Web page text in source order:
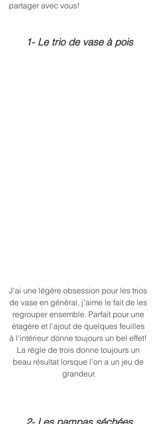
partager avec vous!
1- Le trio de vase à pois
J’ai une légère obsession pour les trios
de vase en général, j’aime le fait de les
regrouper ensemble. Parfait pour une
étagère et l’ajout de quelques feuilles
à l'intérieur donne toujours un bel effet!
La règle de trois donne toujours un
beau résultat lorsque l’on a un jeu de
grandeur.